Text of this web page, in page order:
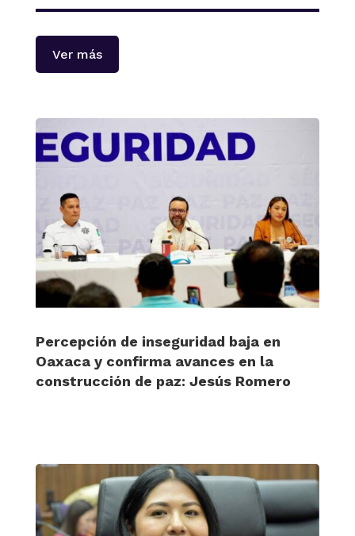
Ver más
Percepción de inseguridad baja en
Oaxaca y confirma avances en la
construcción de paz: Jesús Romero